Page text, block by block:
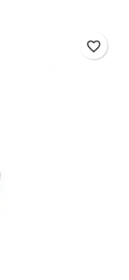
favorite_border